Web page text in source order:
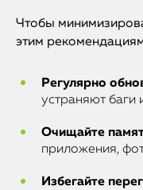
Чтобы
этим
Регулярно
устраняют баги
Очищайте
приложения,
Избегайте